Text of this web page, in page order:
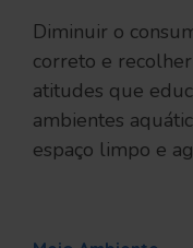
Diminuir o
correto e
atitudes que
ambientes
espaço limpo e